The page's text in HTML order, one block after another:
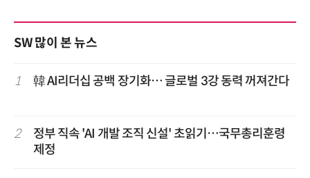
SW 많이 본 뉴스
1 韓 AI리더십 공백 장기화… 글로벌 3강 동력 꺼져간다
2
정부 직속 'AI 개발 조직 신설' 초읽기…국무총리훈령
제정